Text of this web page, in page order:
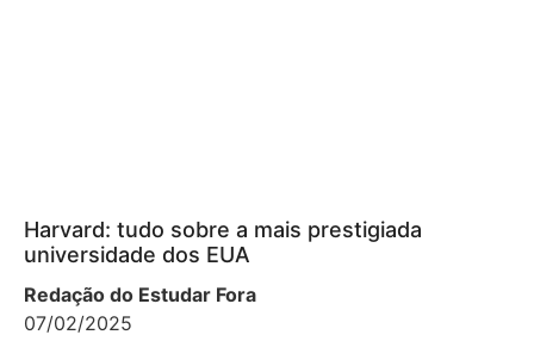
Harvard: tudo sobre a mais prestigiada
universidade dos EUA
Redação do Estudar Fora
07/02/2025